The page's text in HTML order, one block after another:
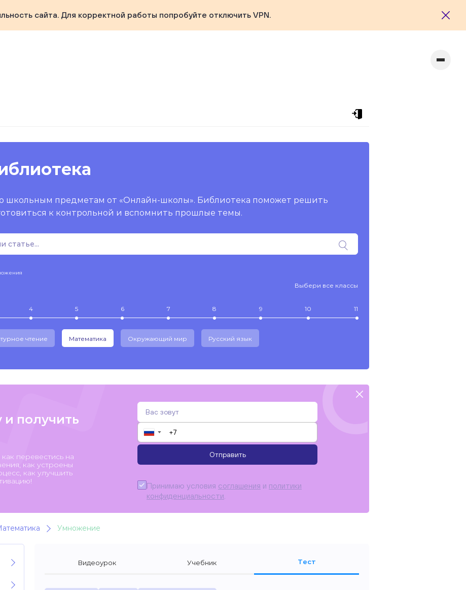
сайта. Для корректной работы попробуйте отключить VPN.
школьным предметам от «Онлайн-школы». Библиотека поможет решить
к контрольной и вспомнить прошлые темы.
Выбери все классы
4 5 6 7 8 9 10 11
чтение Математика Окружающий мир Русский язык
получить
перевестись на
как устроены
как улучшить
▼
Отправить
Принимаю условия соглашения и политики
конфиденциальности
Умножение
Видеоурок Учебник Тест